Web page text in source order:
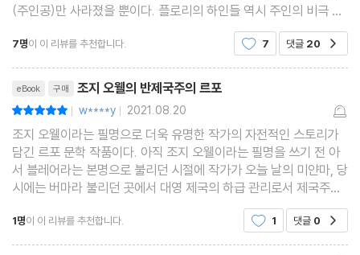
(주인공)만 사라졌을 뿐이다. 플로리의 하인들 역시 주인의 비극 속
에서 비슷한 비참함으로 마감하는군요. 그의 제국의 경찰 노릇을 한
것에 대한 반성인지 아니면 제국주의에 대한 경
7명이 이 리뷰를 추천합니다. 7 댓글 20
eBook 구매 조지 오웰의 반제국주의 르포
| w****y | 2021.08.20
조지 오웰이라는 필명으로 더욱 유명한 작가의 자전적인 스토리가
담긴 르포 문학 작품이다. 아직 조지 오웰이라는 필명을 쓰기 전 아
서 블레어라는 본명으로 불리던 시절에 작가가 오늘 날의 미얀마, 당
시에는 버마라 불리던 곳에서 대영 제국의 하급 관리로서 제국주의
의 첨병 역할을 수행하며 느끼고 관찰한 기록들이다. 식민지 인도의
하급 관리인 아버지에게서 태어난 조지 오웰은
1명이 이 리뷰를 추천합니다. 1 댓글 0